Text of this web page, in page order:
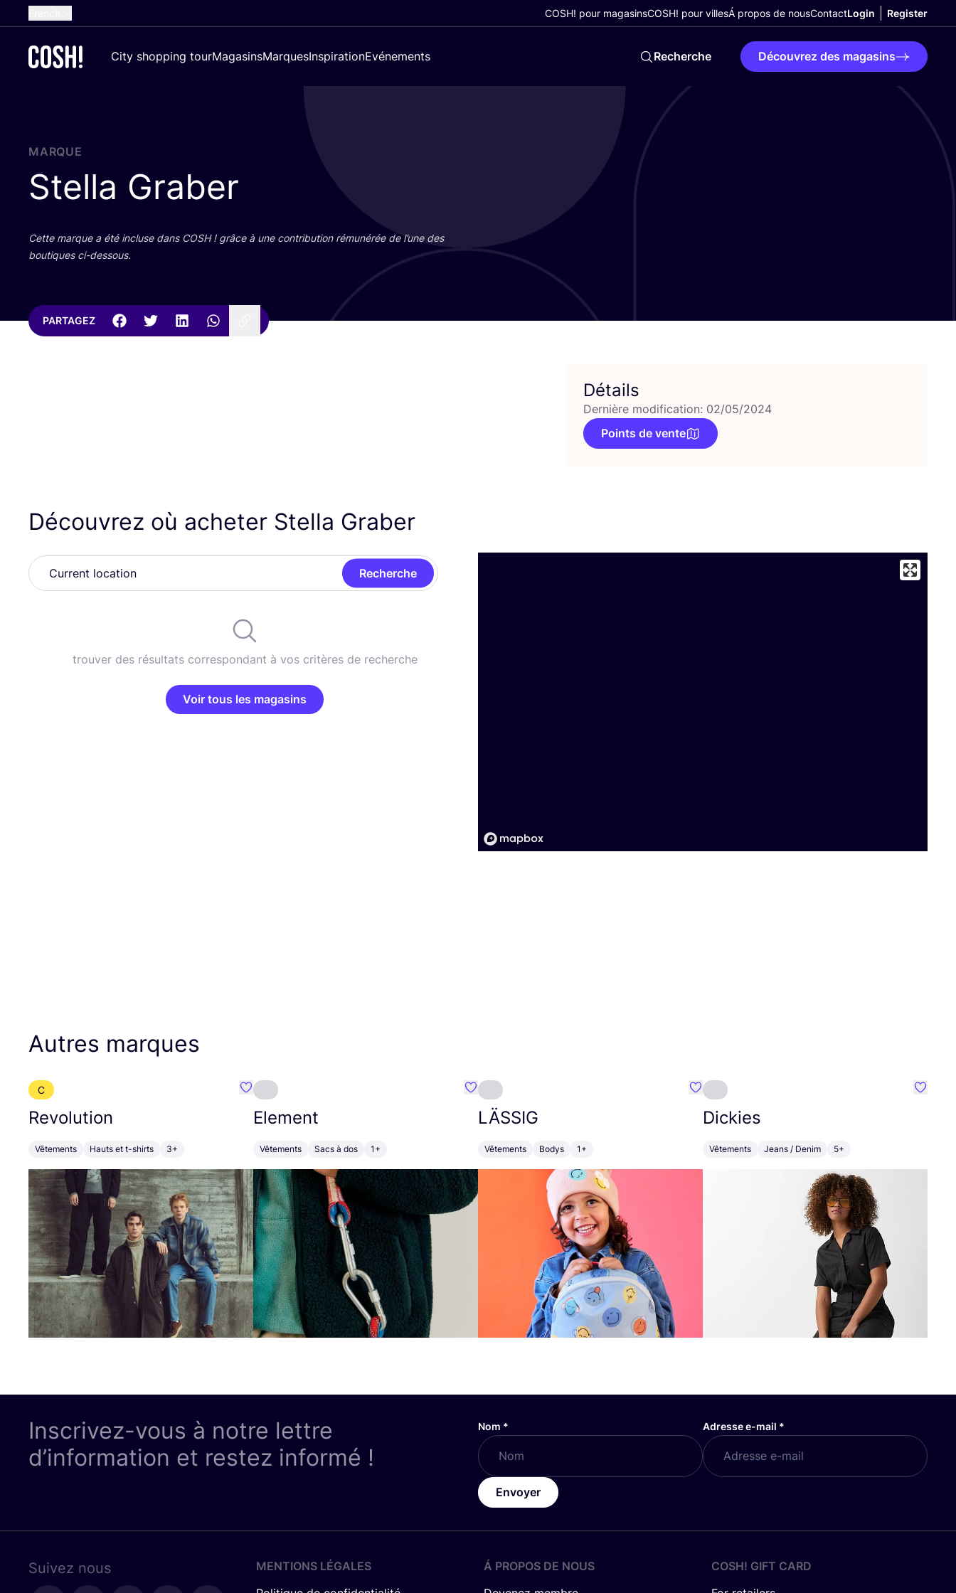
Dutch
Croatian
COSH! pour magasinsCOSH! pour villesÁ propos de nousContactLogin Register
City shopping tourMagasinsMarquesInspirationEvénements Recherche Découvrez des magasins
MARQUE
Stella Graber
Cette marque a été incluse dans COSH! grâce à une contri­bu­tion rému­né­rée de l’une des
bou­tiques ci-dessous.
PARTAGEZ
Détails
Dernière modification: 02/05/2024
Points de vente
Découvrez où acheter Stella Graber
Recherche
trouver des résultats correspondant à vos critères de recherche
Voir tous les magasins
Autres marques
C
Revolution
Vêtements Hauts et t-shirts 3+
Préféré {nom}
Element
Vêtements Sacs à dos 1+
Préféré {nom}
LÄSSIG
Vêtements Bodys 1+
Préféré {nom}
Dickies
Vêtements Jeans / Denim 5+
Inscrivez-vous à notre lettre
d’information et restez informé !
Nom * Adresse e-mail *
Envoyer
Suivez nous
MENTIONS LÉGALES
Á PROPOS DE NOUS
COSH! GIFT CARD